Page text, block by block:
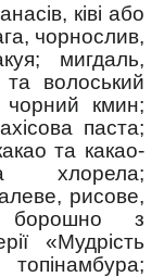
ківі або
чорнослив,
мигдаль,
волоський
чорний кмин;
паста;
та какао-
хлорела;
рисове,
борошно з
«Мудрість